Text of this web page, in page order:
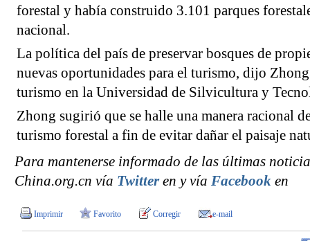
forestal y había construido 3.101 parques
nacional.
La política del país de preservar bosques de
nuevas oportunidades para el turismo, dijo
turismo en la Universidad de Silvicultura y
Zhong sugirió que se halle una manera racional
turismo forestal a fin de evitar dañar el paisaje
Para mantenerse informado de las últimas
China.org.cn vía Twitteren y vía Facebooken
Imprimir Favorito Corregir e-mail